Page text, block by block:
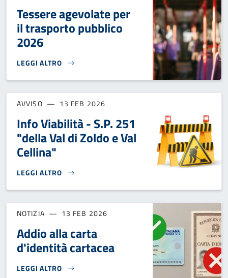
Tessere agevolate per
il trasporto pubblico
2026
LEGGI ALTRO
TESSERE AGEVOLATE PER IL TRASPORTO PUBBLICO 2026}
AVVISO 13 FEB 2026
Info Viabilità - S.P. 251
"della Val di Zoldo e Val
Cellina"
LEGGI ALTRO
INFO VIABILITÀ - S.P. 251 "DELLA VAL DI ZOLDO E VAL
NOTIZIA 13 FEB 2026
Addio alla carta
d'identità cartacea
LEGGI ALTRO
ADDIO ALLA CARTA D'IDENTITÀ CARTACEA}